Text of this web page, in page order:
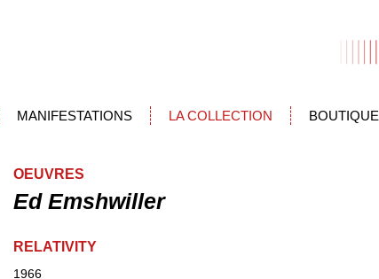
MANIFESTATIONS LA COLLECTION BOUTIQUE
OEUVRES
Ed Emshwiller
RELATIVITY
1966